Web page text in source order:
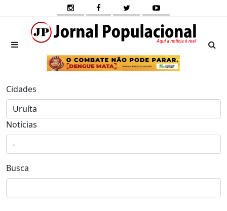
Cidades
Notícias
Busca